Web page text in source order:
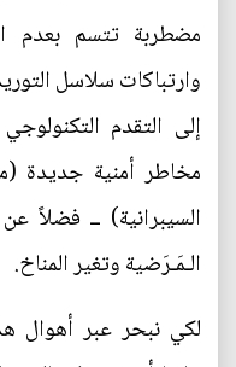
مضطربة تتسم بعدم
وارتباكات سلاسل
إلى التقدم
مخاطر أمنية جديدة
السيبرانية) ــ فضلاً
الـمَـرَضية وتغير المناخ.
لكي نبحر عبر أهوال